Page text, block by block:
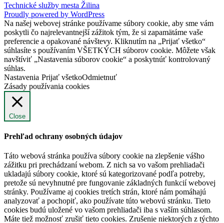
Technické služby mesta Žilina
Proudly powered by WordPress
Na našej webovej stránke používame súbory cookie, aby sme vám
poskytli čo najrelevantnejší zážitok tým, že si zapamätáme vaše
preferencie a opakované návštevy. Kliknutím na „Prijať všetko“
súhlasíte s používaním VŠETKÝCH súborov cookie. Môžete však
navštíviť „Nastavenia súborov cookie“ a poskytnúť kontrolovaný
súhlas.
Nastavenia Prijať všetkoOdmietnuť
Zásady používania cookies
Close
Prehľad ochrany osobných údajov
Táto webová stránka používa súbory cookie na zlepšenie vášho
zážitku pri prechádzaní webom. Z nich sa vo vašom prehliadači
ukladajú súbory cookie, ktoré sú kategorizované podľa potreby,
pretože sú nevyhnutné pre fungovanie základných funkcií webovej
stránky. Používame aj cookies tretích strán, ktoré nám pomáhajú
analyzovať a pochopiť, ako používate túto webovú stránku. Tieto
cookies budú uložené vo vašom prehliadači iba s vaším súhlasom.
Máte tiež možnosť zrušiť tieto cookies. Zrušenie niektorých z týchto